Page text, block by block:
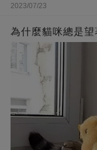
2023/07/23
為什麼貓咪總是